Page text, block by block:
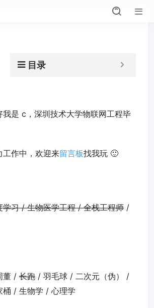
目录
我是 c，深圳技术大学物联网工程毕
工作中，欢迎来留言板找我玩 🙂
学习 / 生物医学工程 / 全栈工程师 /
董 / 长跑 / 羽毛球 / 二次元（伪） /
桶 / 生物学 / 心理学